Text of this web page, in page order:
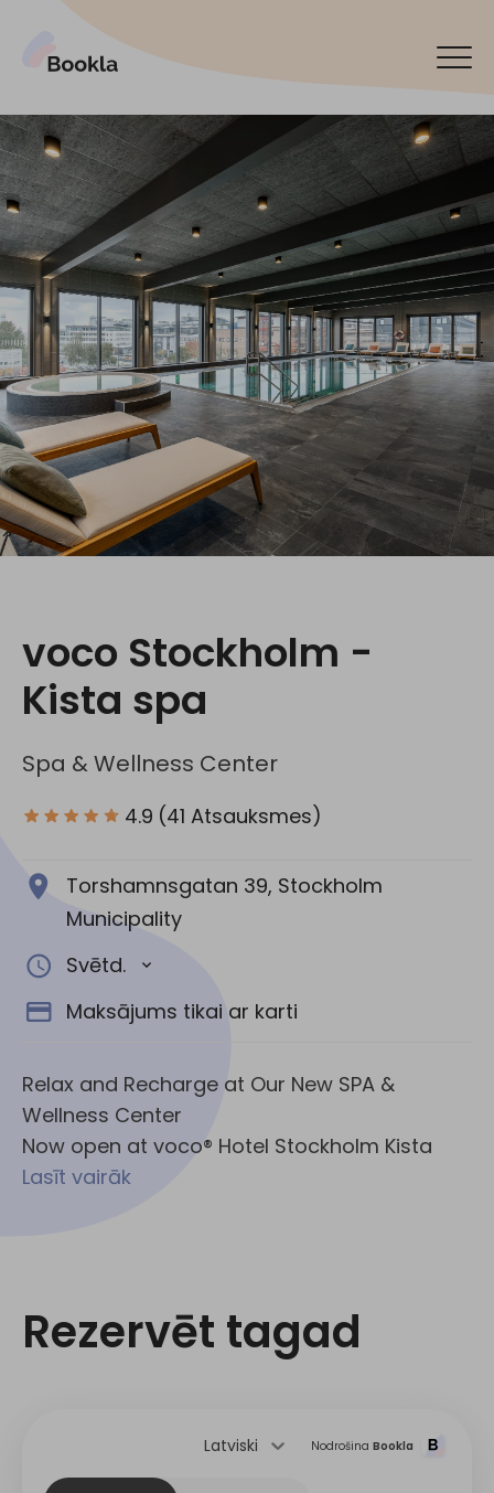
voco Stockholm -
Kista spa
Spa & Wellness Center
4.9 (41 Atsauksmes)
Torshamnsgatan 39, Stockholm
Municipality
Svētd.
Maksājums tikai ar karti
Relax and Recharge at Our New SPA &
Wellness Center
Now open at voco® Hotel Stockholm Kista
Lasīt vairāk
Rezervēt tagad
Pieslēgt manu uzņēmumu
Rezervēt tagad
English
Español
По-русски
Sociālie tīkli: